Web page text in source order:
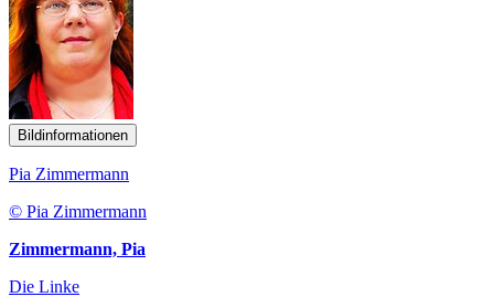
Bildinformationen
Pia Zimmermann
© Pia Zimmermann
Zimmermann, Pia
Die Linke